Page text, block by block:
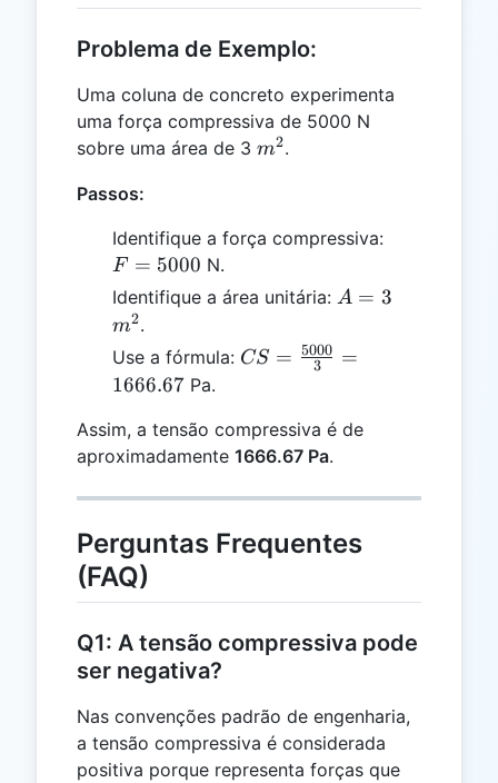
Problema de Exemplo:
Uma coluna de concreto experimenta
uma força compressiva de 5000 N
sobre uma área de 3 m^2
m2.
Passos:
Identifique a força compressiva:
F = 5000 N.
Identifique a área unitária: A
A = 3
m2.
Use a fórmula: CS =
1666.67
CS = 3
5000 =
1666.67 Pa.
Assim, a tensão compressiva é de
aproximadamente 1666.67 Pa.
Perguntas Frequentes
(FAQ)
Q1: A tensão compressiva pode
ser negativa?
Nas convenções padrão de engenharia,
a tensão compressiva é considerada
positiva porque representa forças que